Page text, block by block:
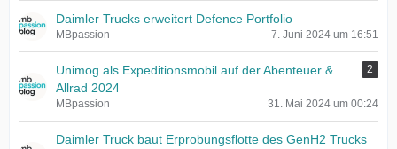
Daimler Trucks erweitert Defence Portfolio
MBpassion 7. Juni 2024 um 16:51
Unimog als Expeditionsmobil auf der Abenteuer &
Allrad 2024
2
MBpassion 31. Mai 2024 um 00:24
Daimler Truck baut Erprobungsflotte des GenH2 Trucks